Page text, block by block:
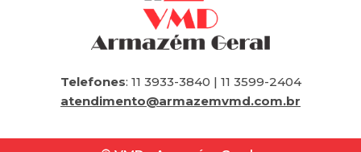
Telefones: 11 3933-3840 | 11 3599-2404
atendimento@armazemvmd.com.br